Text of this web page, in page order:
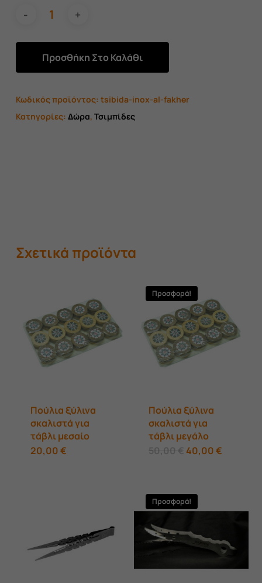
Προσθήκη Στο Καλάθι
Κωδικός προϊόντος: tsibida-inox-al-fakher
Κατηγορίες: Δώρα, Τσιμπίδες
Σχετικά προϊόντα
Πούλια ξύλινα
σκαλιστά για
τάβλι μεσαίο
20,00€
Προσφορά!
Πούλια ξύλινα
σκαλιστά για
τάβλι μεγάλο
50,00€ Original
price
40,00€Η
Προσφορά!